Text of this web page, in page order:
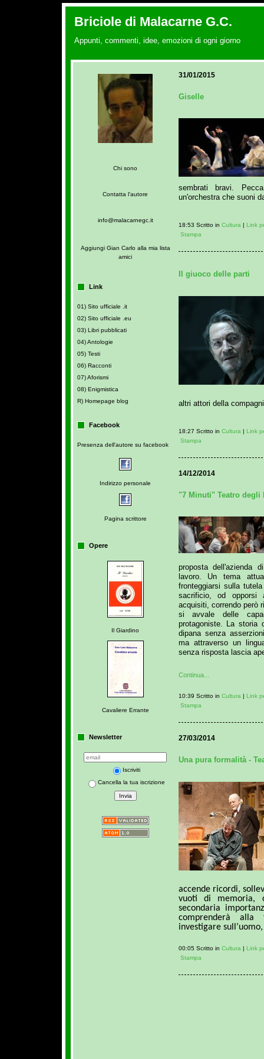
Briciole di Malacarne G.C.
Appunti, commenti, idee, emozioni di ogni giorno
Chi sono
Contatta l'autore
info@malacarnegc.it
Aggiungi Gian Carlo alla mia lista
amici
Link
01) Sito ufficiale .it
02) Sito ufficiale .eu
03) Libri pubblicati
04) Antologie
05) Testi
06) Racconti
07) Aforismi
08) Enigmistica
R) Homepage blog
Facebook
Presenza dell'autore su facebook
Indirizzo personale
Pagina scrittore
Opere
Il Giardino
Cavaliere Errante
Newsletter
Iscriviti
Cancella la tua iscrizione
31/01/2015
Giselle
sembrati bravi.
un'orchestra che suoni
18:53 Scritto in Cultura|
Link
Stampa
Il giuoco delle parti
altri attori della
18:27 Scritto in Cultura | Link
Stampa
14/12/2014
"7 Minuti" Teatro degli
proposta dell'azienda
lavoro. Un tema
fronteggiarsi sulla
sacrificio, od opporsi
acquisiti, correndo però
si avvale delle
protagoniste. La storia
dipana senza
ma attraverso un
senza risposta lascia
Continua...
10:39 Scritto in Cultura| Link
Stampa
27/03/2014
Una pura formalità -
accende ricordi,
vuoti di memoria,
secondaria
comprenderà
investigare
00:05 Scritto in Cultura | Link
Stampa